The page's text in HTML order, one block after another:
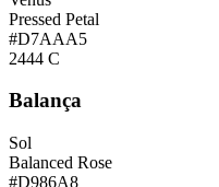
Pressed Petal
#D7AAA5
2444 C
Balança
Sol
Balanced Rose
#D986A8